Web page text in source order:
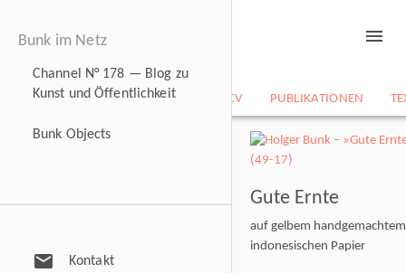
NEWS BILDARCHIV CV PUBLIKATIONEN
menu
Bunk im Netz
Channel N° 178 — Blog zu
Kunst und Öffentlichkeit
Bunk Objects
mail Kontakt
Gute Ernte
auf gelbem handgemachtem
indonesischen Papier